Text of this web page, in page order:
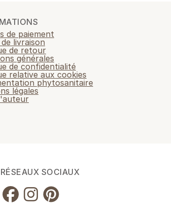
de paiement
livraison
de retour
générales
de confidentialité
relative aux cookies
phytosanitaire
légales
RÉSEAUX SOCIAUX